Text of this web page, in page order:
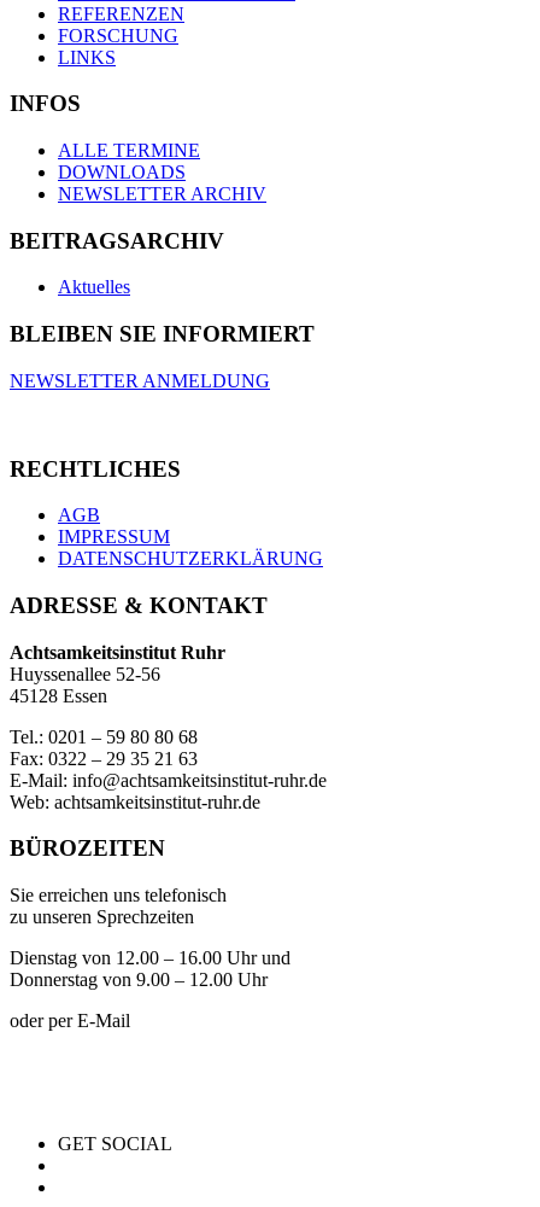
REFERENZEN
FORSCHUNG
LINKS
INFOS
ALLE TERMINE
DOWNLOADS
NEWSLETTER ARCHIV
BEITRAGSARCHIV
Aktuelles
BLEIBEN SIE INFORMIERT
NEWSLETTER ANMELDUNG
RECHTLICHES
AGB
IMPRESSUM
DATENSCHUTZERKLÄRUNG
ADRESSE & KONTAKT
Achtsamkeitsinstitut Ruhr
Huyssenallee 52-56
45128 Essen
Tel.: 0201 – 59 80 80 68
Fax: 0322 – 29 35 21 63
E-Mail: info@achtsamkeitsinstitut-ruhr.de
Web: achtsamkeitsinstitut-ruhr.de
BÜROZEITEN
Sie erreichen uns telefonisch
zu unseren Sprechzeiten
Dienstag von 12.00 – 16.00 Uhr und
Donnerstag von 9.00 – 12.00 Uhr
oder per E-Mail
GET SOCIAL